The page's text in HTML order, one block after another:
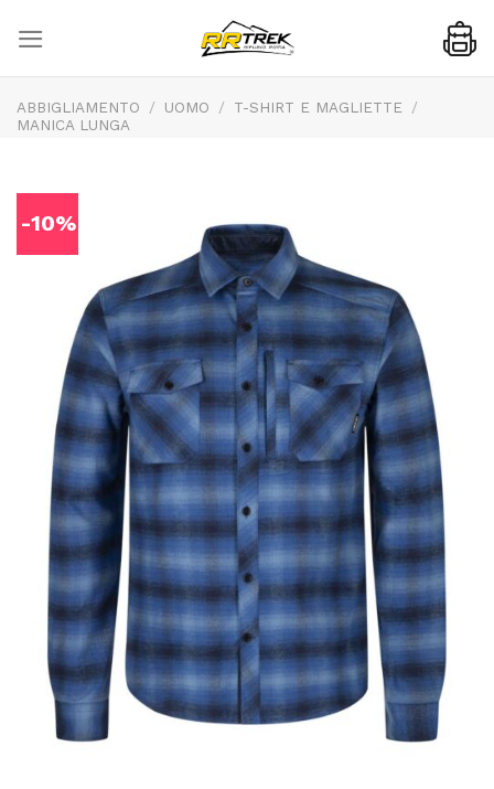
content
ABBIGLIAMENTO / UOMO / T-SHIRT E MAGLIETTE /
MANICA LUNGA
-10%